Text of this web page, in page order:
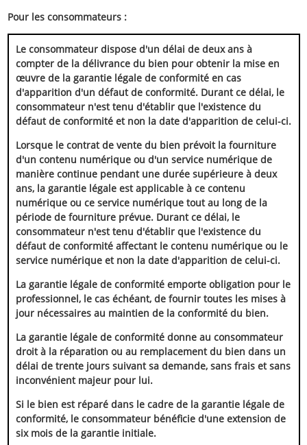
Pour les consommateurs :
Le consommateur dispose d'un délai de deux ans à
compter de la délivrance du bien pour obtenir la mise en
œuvre de la garantie légale de conformité en cas
d'apparition d'un défaut de conformité. Durant ce délai, le
consommateur n'est tenu d'établir que l'existence du
défaut de conformité et non la date d'apparition de celui-ci.
Lorsque le contrat de vente du bien prévoit la fourniture
d'un contenu numérique ou d'un service numérique de
manière continue pendant une durée supérieure à deux
ans, la garantie légale est applicable à ce contenu
numérique ou ce service numérique tout au long de la
période de fourniture prévue. Durant ce délai, le
consommateur n'est tenu d'établir que l'existence du
défaut de conformité affectant le contenu numérique ou le
service numérique et non la date d'apparition de celui-ci.
La garantie légale de conformité emporte obligation pour le
professionnel, le cas échéant, de fournir toutes les mises à
jour nécessaires au maintien de la conformité du bien.
La garantie légale de conformité donne au consommateur
droit à la réparation ou au remplacement du bien dans un
délai de trente jours suivant sa demande, sans frais et sans
inconvénient majeur pour lui.
Si le bien est réparé dans le cadre de la garantie légale de
conformité, le consommateur bénéficie d'une extension de
six mois de la garantie initiale.